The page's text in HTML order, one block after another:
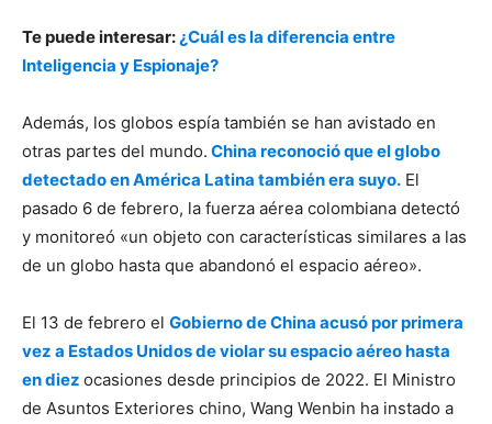
Te puede interesar: ¿Cuál es la diferencia entre
Inteligencia y Espionaje?
Además, los globos espía también se han avistado en
otras partes del mundo. China reconoció que el globo
detectado en América Latina también era suyo. El
pasado 6 de febrero, la fuerza aérea colombiana detectó
y monitoreó «un objeto con características similares a las
de un globo hasta que abandonó el espacio aéreo».
El 13 de febrero el Gobierno de China acusó por primera
vez a Estados Unidos de violar su espacio aéreo hasta
en diez ocasiones desde principios de 2022. El Ministro
de Asuntos Exteriores chino, Wang Wenbin ha instado a